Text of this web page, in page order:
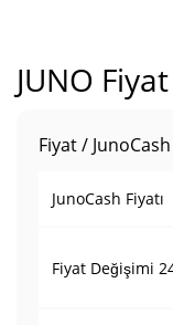
JUNO
Fiyat /
JunoCash Fiyatı
Fiyat Değişimi